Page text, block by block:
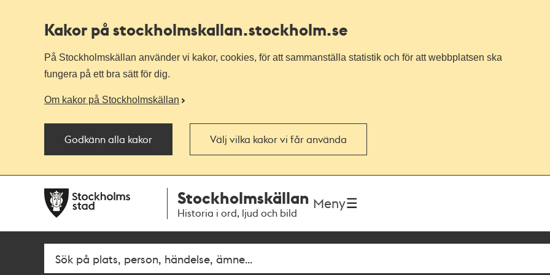
Kakor på stockholmskallan.stockholm.se
På Stockholmskällan använder vi kakor, cookies, för att sammanställa statistik och för att webbplatsen ska
fungera på ett bra sätt för dig.
Om kakor på Stockholmskällan
Godkänn alla kakor Välj vilka kakor vi får använda
navigationen
huvudinnehållet
Stockholmskällan
Historia i ord, ljud och bild
Meny
SökFritextsök